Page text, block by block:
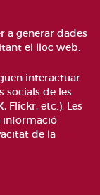
a generar dades
el lloc web.
interactuar
de les
Flickr, etc.). Les
informació
de la